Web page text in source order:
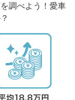
調べよう！愛車